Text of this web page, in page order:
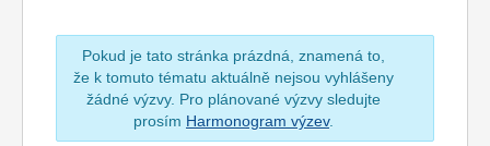
Pokud je tato stránka prázdná, znamená to,
že k tomuto tématu aktuálně nejsou vyhlášeny
žádné výzvy. Pro plánované výzvy sledujte
prosím Harmonogram výzev.